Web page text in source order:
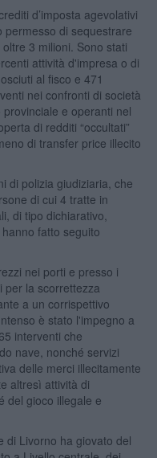
d’imposta agevolativi
permesso di sequestrare
3 milioni. Sono stati
attività d'impresa o di
al fisco e 471
nei confronti di società
e operanti nel
di redditi “occultati”
di transfer price illecito
di polizia giudiziaria, che
di cui 4 tratte in
di tipo dichiarativo,
fatto seguito
nei porti e presso i
per la scorrettezza
a un corrispettivo
è stato l'impegno a
interventi che
nave, nonché servizi
delle merci illecitamente
altresì attività di
del gioco illegale e
di Livorno ha giovato del